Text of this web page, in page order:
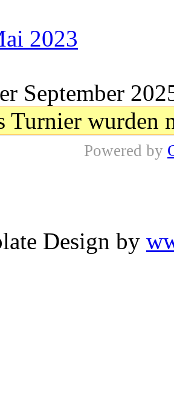
2023
September
Turnier wurden
Powered by
Design by